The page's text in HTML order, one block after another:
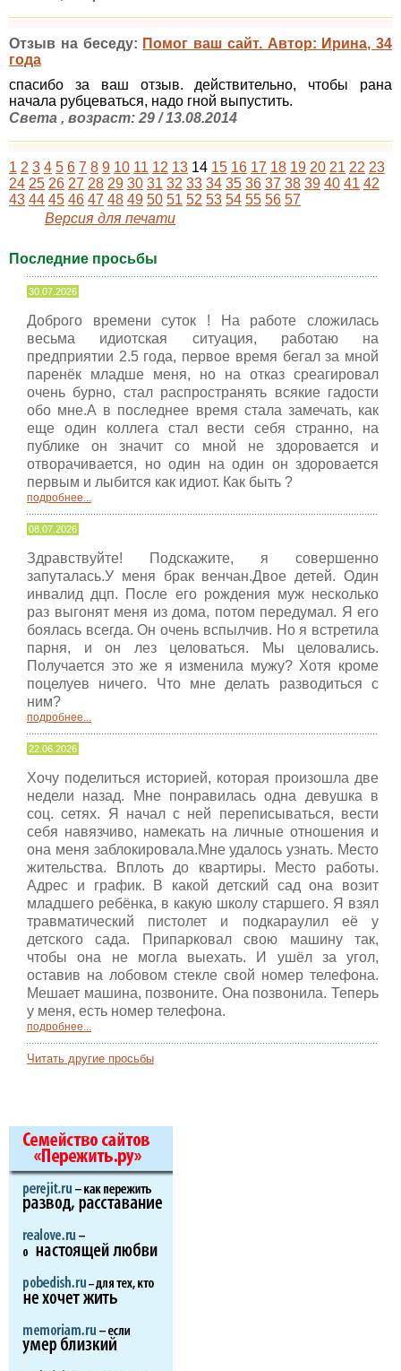
Отзыв на беседу: Помог ваш сайт. Автор: Ирина, 34
года
спасибо за ваш отзыв. действительно, чтобы рана
начала рубцеваться, надо гной выпустить.
Света , возраст: 29 / 13.08.2014
1 2 3 4 5 6 7 8 9 10 11 12 13 14 15 16 17 18 19 20 21 22 23
24 25 26 27 28 29 30 31 32 33 34 35 36 37 38 39 40 41 42
43 44 45 46 47 48 49 50 51 52 53 54 55 56 57
Версия для печати
Последние просьбы
30.07.2026
Доброго времени суток ! На работе сложилась
весьма идиотская ситуация, работаю на
предприятии 2.5 года, первое время бегал за мной
паренёк младше меня, но на отказ среагировал
очень бурно, стал распространять всякие гадости
обо мне.А в последнее время стала замечать, как
еще один коллега стал вести себя странно, на
публике он значит со мной не здоровается и
отворачивается, но один на один он здоровается
первым и лыбится как идиот. Как быть ?
подробнее...
08.07.2026
Здравствуйте! Подскажите, я совершенно
запуталась.У меня брак венчан.Двое детей. Один
инвалид дцп. После его рождения муж несколько
раз выгонят меня из дома, потом передумал. Я его
боялась всегда. Он очень вспылчив. Но я встретила
парня, и он лез целоваться. Мы целовались.
Получается это же я изменила мужу? Хотя кроме
поцелуев ничего. Что мне делать разводиться с
ним?
подробнее...
22.06.2026
Хочу поделиться историей, которая произошла две
недели назад. Мне понравилась одна девушка в
соц. сетях. Я начал с ней переписываться, вести
себя навязчиво, намекать на личные отношения и
она меня заблокировала.Мне удалось узнать. Место
жительства. Вплоть до квартиры. Место работы.
Адрес и график. В какой детский сад она возит
младшего ребёнка, в какую школу старшего. Я взял
травматический пистолет и подкараулил её у
детского сада. Припарковал свою машину так,
чтобы она не могла выехать. И ушёл за угол,
оставив на лобовом стекле свой номер телефона.
Мешает машина, позвоните. Она позвонила. Теперь
у меня, есть номер телефона.
подробнее...
Читать другие просьбы